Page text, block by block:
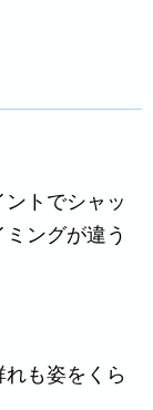
トでシャッ
ングが違う
も姿をくら